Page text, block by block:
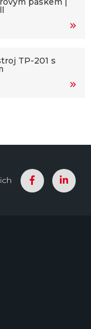
TP-201 s